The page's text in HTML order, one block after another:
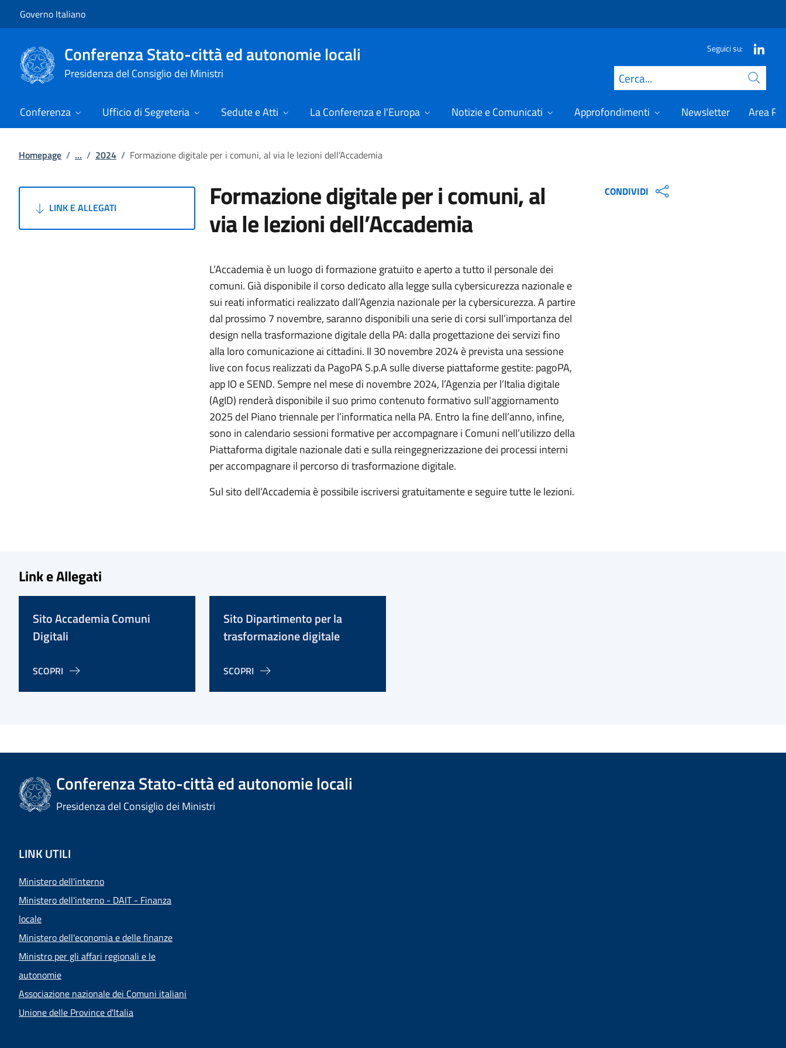
Governo Italiano
Conferenza Stato-città ed autonomie locali
Presidenza del Consiglio dei Ministri
Seguici su:
Cerca
Conferenza Ufficio di Segreteria Sedute e Atti La Conferenza e l'Europa Notizie e Comunicati Approfondimenti Newsletter Area
Homepage / ... / 2024 / Formazione digitale per i comuni, al via le lezioni dell’Accademia
LINK E ALLEGATI Formazione digitale per i comuni, al
via le lezioni dell’Accademia
L’Accademia è un luogo di formazione gratuito e aperto a tutto il personale dei
comuni. Già disponibile il corso dedicato alla legge sulla cybersicurezza nazionale e
sui reati informatici realizzato dall’Agenzia nazionale per la cybersicurezza. A partire
dal prossimo 7 novembre, saranno disponibili una serie di corsi sull’importanza del
design nella trasformazione digitale della PA: dalla progettazione dei servizi fino
alla loro comunicazione ai cittadini. Il 30 novembre 2024 è prevista una sessione
live con focus realizzati da PagoPA S.p.A sulle diverse piattaforme gestite: pagoPA,
app IO e SEND. Sempre nel mese di novembre 2024, l’Agenzia per l’Italia digitale
(AgID) renderà disponibile il suo primo contenuto formativo sull'aggiornamento
2025 del Piano triennale per l’informatica nella PA. Entro la fine dell’anno, infine,
sono in calendario sessioni formative per accompagnare i Comuni nell’utilizzo della
Piattaforma digitale nazionale dati e sulla reingegnerizzazione dei processi interni
per accompagnare il percorso di trasformazione digitale.
Sul sito dell’Accademia è possibile iscriversi gratuitamente e seguire tutte le lezioni.
CONDIVIDI
Link e Allegati
Sito Accademia Comuni
Digitali
SCOPRI
Sito Dipartimento per la
trasformazione digitale
SCOPRI
Conferenza Stato-città ed autonomie locali
Presidenza del Consiglio dei Ministri
LINK UTILI
Ministero dell'interno
Ministero dell'interno - DAIT - Finanza
locale
Ministero dell'economia e delle finanze
Ministro per gli affari regionali e le
autonomie
Associazione nazionale dei Comuni italiani
Unione delle Province d'Italia